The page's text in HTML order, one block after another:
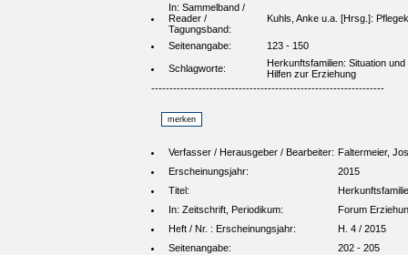
In: Sammelband /
Reader /
Tagungsband:
Kuhls, Anke u.a. [Hrsg.]:
Seitenangabe: 123 - 150
Schlagworte:
Herkunftsfamilien: Situation
Hilfen zur Erziehung
----------------------------------------------------------------
Verfasser / Herausgeber / Bearbeiter: Faltermeier,
Erscheinungsjahr:
2015
Titel:
In: Zeitschrift, Periodikum:
Forum
Heft / Nr. : Erscheinungsjahr:
H. 4 / 2015
Seitenangabe:
202 - 205